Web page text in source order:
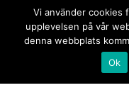
Vi använder cookies
upplevelsen på vår
denna webbplats
Ok